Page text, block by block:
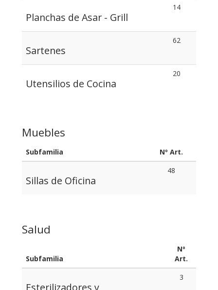
Planchas de Asar - Grill
14
Sartenes
62
Utensilios de Cocina
20
Muebles
Subfamilia Nº Art.
Sillas de Oficina
48
Salud
Subfamilia
Nº
Art.
Esterilizadores y
3